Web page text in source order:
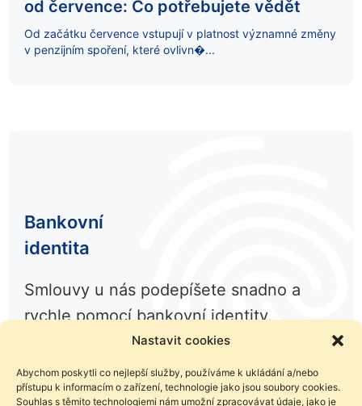
Nastavit cookies
Abychom poskytli co nejlepší služby, používáme k ukládání a/nebo
přístupu k informacím o zařízení, technologie jako jsou soubory cookies.
Souhlas s těmito technologiemi nám umožní zpracovávat údaje, jako je
od července: Co potřebujete vědět
Od začátku července vstupují v platnost významné změny
v penzijním spoření, které ovlivn�...
Bankovní
identita
Smlouvy u nás podepíšete snadno a
rychle pomocí bankovní identity.